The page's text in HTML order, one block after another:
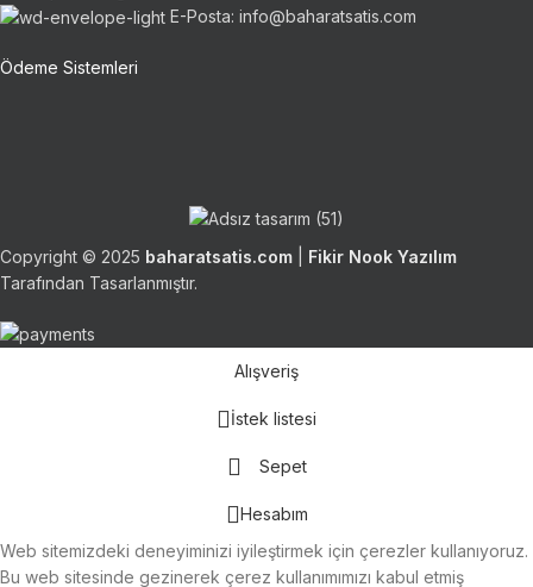
E-Posta: info@baharatsatis.com
Ödeme Sistemleri
Copyright © 2025 baharatsatis.com
Fikir Nook Yazılım
Tarafından Tasarlanmıştır.
Alışveriş
İstek listesi
Sepet
Hesabım
Web sitemizdeki deneyiminizi iyileştirmek için çerezler kullanıyoruz.
Bu web sitesinde gezinerek çerez kullanımımızı kabul etmiş